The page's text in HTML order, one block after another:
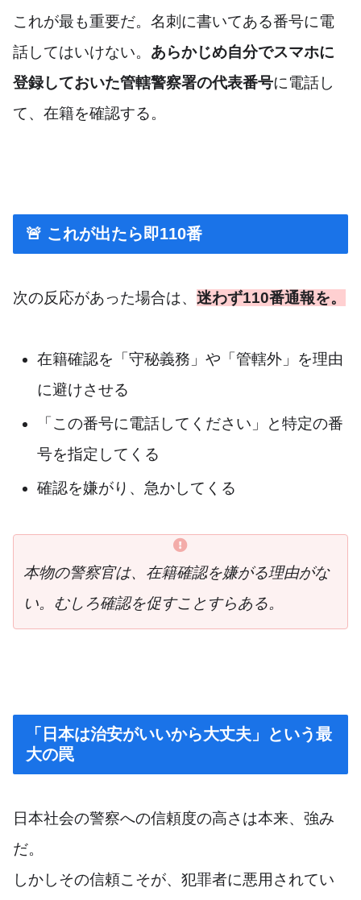
これが最も重要だ。名刺に書いてある番号に電
話してはいけない。 あらかじめ自分でスマホに
登録しておいた管轄警察署の代表番号に電話し
て、在籍を確認する。
🚨 これが出たら即110番
次の反応があった場合は、 迷わず110番通報を。
在籍確認を「守秘義務」や「管轄外」を理由
に避けさせる
「この番号に電話してください」と特定の番
号を指定してくる
確認を嫌がり、急かしてくる
本物の警察官は、在籍確認を嫌がる理由がな
い。むしろ確認を促すことすらある。
「日本は治安がいいから大丈夫」という最
大の罠
日本社会の警察への信頼度の高さは本来、強み
だ。
しかしその信頼こそが、犯罪者に悪用されてい